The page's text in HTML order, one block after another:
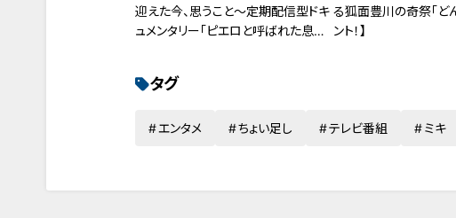
迎えた今、思うこと～定期配信型ドキ
ュメンタリー「ピエロと呼ばれた息子」
る狐面豊川の奇祭「ど
ント！】
タグ
エンタメ ちょい足し テレビ番組 ミキ